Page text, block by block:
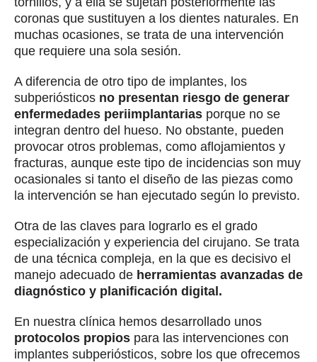
coronas que sustituyen a los dientes naturales. En
muchas ocasiones, se trata de una intervención
que requiere una sola sesión.
A diferencia de otro tipo de implantes, los
subperiósticos no presentan riesgo de generar
enfermedades periimplantarias porque no se
integran dentro del hueso. No obstante, pueden
provocar otros problemas, como aflojamientos y
fracturas, aunque este tipo de incidencias son muy
ocasionales si tanto el diseño de las piezas como
la intervención se han ejecutado según lo previsto.
Otra de las claves para lograrlo es el grado
especialización y experiencia del cirujano. Se trata
de una técnica compleja, en la que es decisivo el
manejo adecuado de herramientas avanzadas de
diagnóstico y planificación digital.
En nuestra clínica hemos desarrollado unos
protocolos propios para las intervenciones con
implantes subperiósticos, sobre los que ofrecemos